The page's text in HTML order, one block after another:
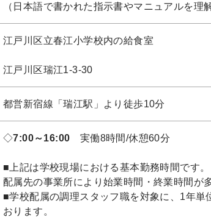
（日本語で書かれた指示書やマニュアルを理
江戸川区立春江小学校内の給食室
江戸川区瑞江1-3-30
都営新宿線「瑞江駅」より徒歩10分
◇7:00～16:00 実働8時間/休憩60分
■上記は学校現場における基本勤務時間です。
配属先の事業所により始業時間・終業時間が
■学校配属の調理スタッフ職を対象に、1年
おります。